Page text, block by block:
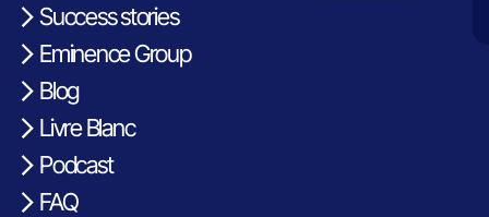
Success stories
Eminence Group
Blog
Livre Blanc
Podcast
FAQ